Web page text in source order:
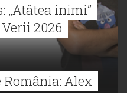
„Atâtea inimi”
2026
România: Alex